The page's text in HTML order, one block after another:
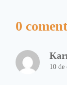
0
10 de